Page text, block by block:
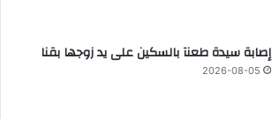
إصابة سيدة طعنآ بالسكين على يد زوجها بقنا
2026-08-05